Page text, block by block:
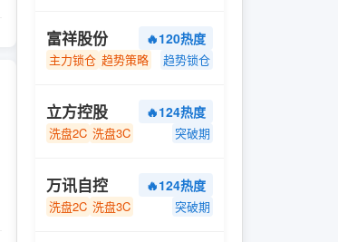
富祥股份 🔥120热度
主力锁仓 趋势策略 趋势锁仓
立方控股 🔥124热度
洗盘2C 洗盘3C 突破期
万讯自控 🔥124热度
洗盘2C 洗盘3C 突破期